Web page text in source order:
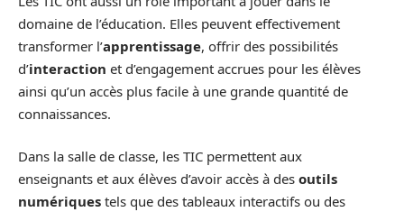
domaine de l’éducation. Elles peuvent effectivement
transformer l’apprentissage, offrir des possibilités
d’interaction et d’engagement accrues pour les élèves
ainsi qu’un accès plus facile à une grande quantité de
connaissances.
Dans la salle de classe, les TIC permettent aux
enseignants et aux élèves d’avoir accès à des outils
numériques tels que des tableaux interactifs ou des